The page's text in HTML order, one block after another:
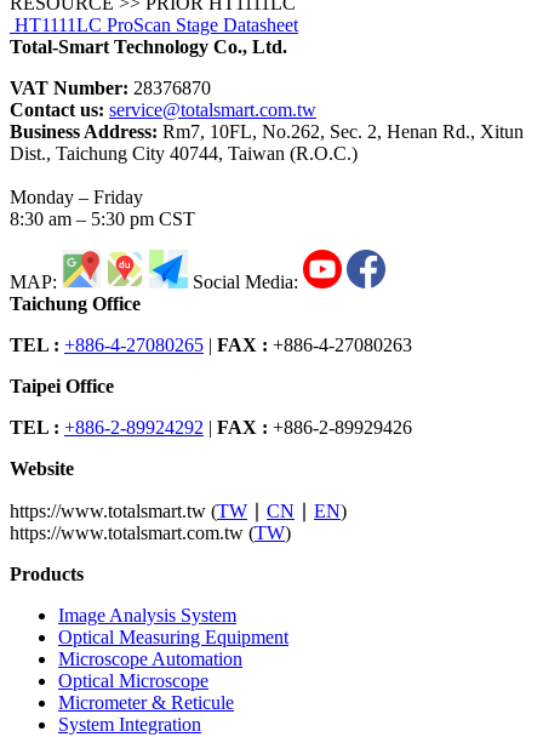
HT1111LC ProScan Stage Datasheet
Total-Smart Technology Co., Ltd.
VAT Number: 28376870
Contact us: service@totalsmart.com.tw
Business Address: Rm7, 10FL, No.262, Sec. 2, Henan Rd., Xitun
Dist., Taichung City 40744, Taiwan (R.O.C.)
Monday – Friday
8:30 am – 5:30 pm CST
MAP:
Social Media:
Taichung Office
TEL : +886-4-27080265 | FAX : +886-4-27080263
Taipei Office
TEL : +886-2-89924292 | FAX : +886-2-89929426
Website
https://www.totalsmart.tw (TW CN EN)
https://www.totalsmart.com.tw (TW)
Products
Image Analysis System
Optical Measuring Equipment
Microscope Automation
Optical Microscope
Micrometer & Reticule
System Integration